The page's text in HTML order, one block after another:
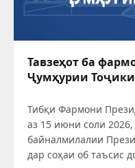
Тавзеҳот ба
Ҷумҳурии
Тибқи Фармони
аз 15 июни соли
байналмилалии
дар соҳаи об таъсис